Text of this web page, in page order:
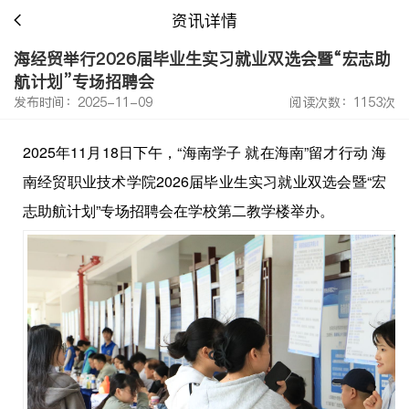
资讯详情
海经贸举行2026届毕业生实习就业双选会暨“宏志助
航计划”专场招聘会
发布时间：2025-11-09 阅读次数：1153次
2025年11月18日下午，“海南学子 就在海南”留才行动 海
南经贸职业技术学院2026届毕业生实习就业双选会暨“宏
志助航计划”专场招聘会在学校第二教学楼举办。